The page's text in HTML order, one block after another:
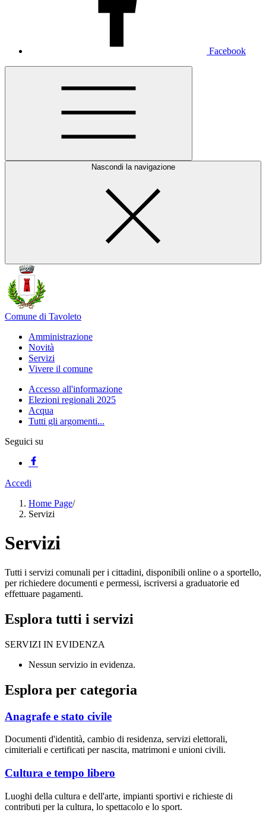
Facebook
Nascondi la navigazione
Comune di Tavoleto
Amministrazione
Novità
Servizi
Vivere il comune
Accesso all'informazione
Elezioni regionali 2025
Acqua
Tutti gli argomenti...
Seguici su
Accedi
Home Page/
Servizi
Servizi
Tutti i servizi comunali per i cittadini, disponibili online o a sportello,
per richiedere documenti e permessi, iscriversi a graduatorie ed
effettuare pagamenti.
Esplora tutti i servizi
SERVIZI IN EVIDENZA
Nessun servizio in evidenza.
Esplora per categoria
Anagrafe e stato civile
Documenti d'identità, cambio di residenza, servizi elettorali,
cimiteriali e certificati per nascita, matrimoni e unioni civili.
Cultura e tempo libero
Luoghi della cultura e dell'arte, impianti sportivi e richieste di
contributi per la cultura, lo spettacolo e lo sport.